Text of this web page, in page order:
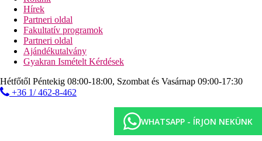
Ellátás
Reggeli, félpanzió vagy All Inclusive. Minden étkezés
büférendszerben. All Inlusive: snack-ételek 11:00–13:00
óra és 15:00–18:30 óra között, esti snack-ételek 21:30 és
23:00 óra között, egyes helyi alkoholmentes italok 10:00
főétkezéshez (max. 3 ital ebédnél és vacsoránál).
Az adott ország hivatalos besorolása: 4*.
Hírek
Partneri oldal
Fakultatív programok
Partneri oldal
Ajándékutalvány
Gyakran Ismételt Kérdések
Hétfőtől Péntekig 08:00-18:00, Szombat és Vasárnap 09:00-17:30
+36 1/ 462-8-462
WHATSAPP - ÍRJON NEKÜNK